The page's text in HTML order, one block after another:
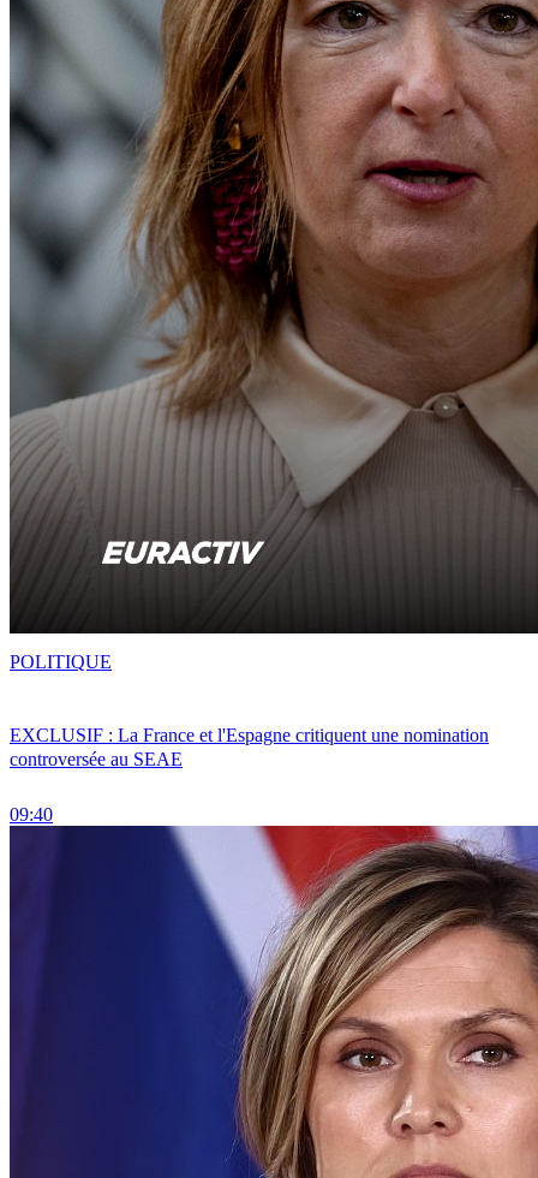
EXCLUSIF : La France et l'Espagne critiquent une nomination
controversée au SEAE
09:40
POLITIQUE